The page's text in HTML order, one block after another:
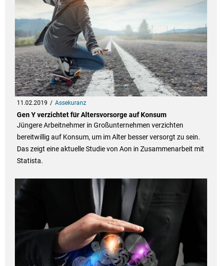
11.02.2019 Assekuranz
Gen Y verzichtet für Altersvorsorge auf Konsum
Jüngere Arbeitnehmer in Großunternehmen verzichten
bereitwillig auf Konsum, um im Alter besser versorgt zu sein.
Das zeigt eine aktuelle Studie von Aon in Zusammenarbeit mit
Statista.